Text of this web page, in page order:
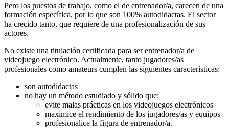
Pero los puestos de trabajo, como el de entrenador/a, carecen de una
formación específica, por lo que son 100% autodidactas. El sector
ha crecido tanto, que requiere de una profesionalización de sus
actores.
No existe una titulación certificada para ser entrenador/a de
videojuego electrónico. Actualmente, tanto jugadores/as
profesionales como amateurs cumplen las siguientes características:
son autodidactas
no hay un método estudiado y sólido que:
evite malas prácticas en los videojuegos electrónicos
maximice el rendimiento de los jugadores/as y equipos
profesionalice la figura de entrenador/a.